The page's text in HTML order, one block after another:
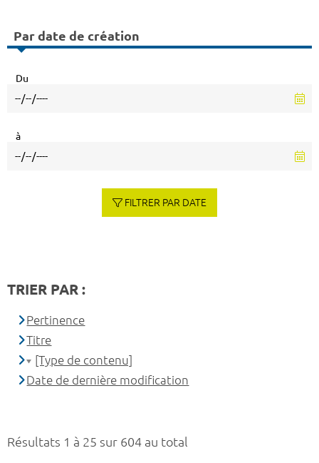
Résultats 1 à 25 sur 604 au total
Par date de création
Du
à
FILTRER PAR DATE
TRIER PAR :
Pertinence
Titre
[Type de contenu]
Date de dernière modification